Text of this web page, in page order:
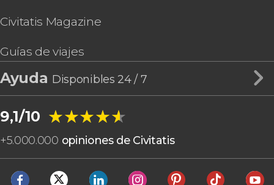
Civitatis Magazine
Guías de viajes
Ayuda Disponibles 24 / 7
9,1/10 ★★★★★
★★★★★
+5.000.000 opiniones de Civitatis